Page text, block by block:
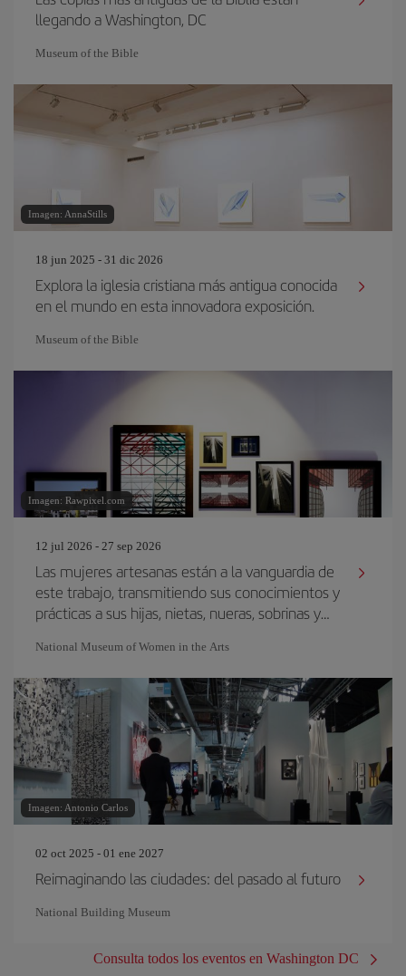
llegando a Washington, DC
Museum of the Bible
Imagen: AnnaStills
18 jun 2025 - 31 dic 2026
Explora la iglesia cristiana más antigua conocida
en el mundo en esta innovadora exposición.
Museum of the Bible
Imagen: Rawpixel.com
12 jul 2026 - 27 sep 2026
Las mujeres artesanas están a la vanguardia de
este trabajo, transmitiendo sus conocimientos y
prácticas a sus hijas, nietas, nueras, sobrinas y
National Museum of Women in the Arts
Imagen: Antonio Carlos
02 oct 2025 - 01 ene 2027
Reimaginando las ciudades: del pasado al futuro
National Building Museum
Consulta todos los eventos en Washington DC